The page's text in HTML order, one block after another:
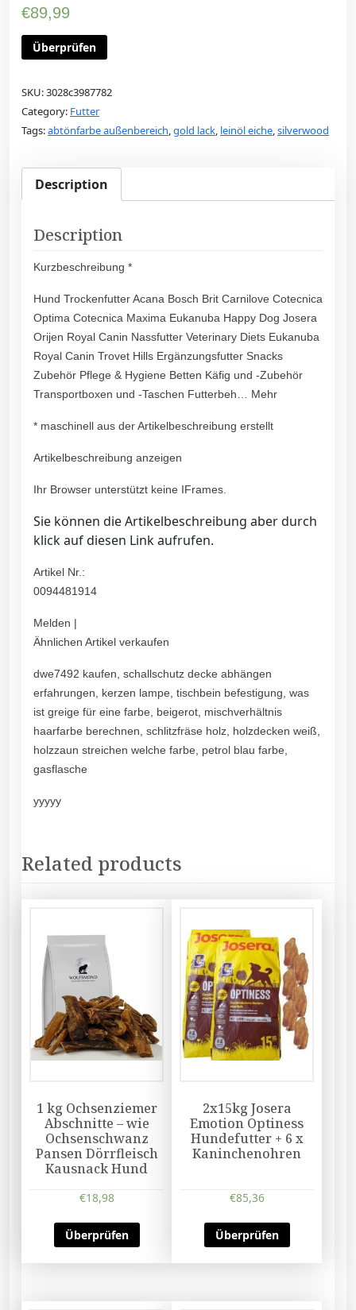
€89,99
Überprüfen
SKU:3028c3987782
Category: Futter
Tags:abtönfarbe außenbereich,gold lack, leinöl eiche,silverwood
Description
Description
Kurzbeschreibung *
Hund Trockenfutter Acana Bosch Brit Carnilove Cotecnica
Optima Cotecnica Maxima Eukanuba Happy Dog Josera
Orijen Royal Canin Nassfutter Veterinary Diets Eukanuba
Royal Canin Trovet Hills Ergänzungsfutter Snacks
Zubehör Pflege & Hygiene Betten Käfig und -Zubehör
Transportboxen und -Taschen Futterbeh… Mehr
* maschinell aus der Artikelbeschreibung erstellt
Artikelbeschreibung anzeigen
Ihr Browser unterstützt keine IFrames.
Sie können die Artikelbeschreibung aber durch
klick auf diesen Link aufrufen.
Artikel Nr.:
0094481914
Melden |
Ähnlichen Artikel verkaufen
dwe7492 kaufen, schallschutz decke abhängen
erfahrungen, kerzen lampe, tischbein befestigung, was
ist greige für eine farbe, beigerot, mischverhältnis
haarfarbe berechnen, schlitzfräse holz, holzdecken weiß,
holzzaun streichen welche farbe, petrol blau farbe,
gasflasche
yyyyy
Related products
1 kg Ochsenziemer
Abschnitte – wie
Ochsenschwanz
Pansen Dörrfleisch
Kausnack Hund
€18,98
Überprüfen
2x15kg Josera
Emotion Optiness
Hundefutter + 6 x
Kaninchenohren
€85,36
Überprüfen